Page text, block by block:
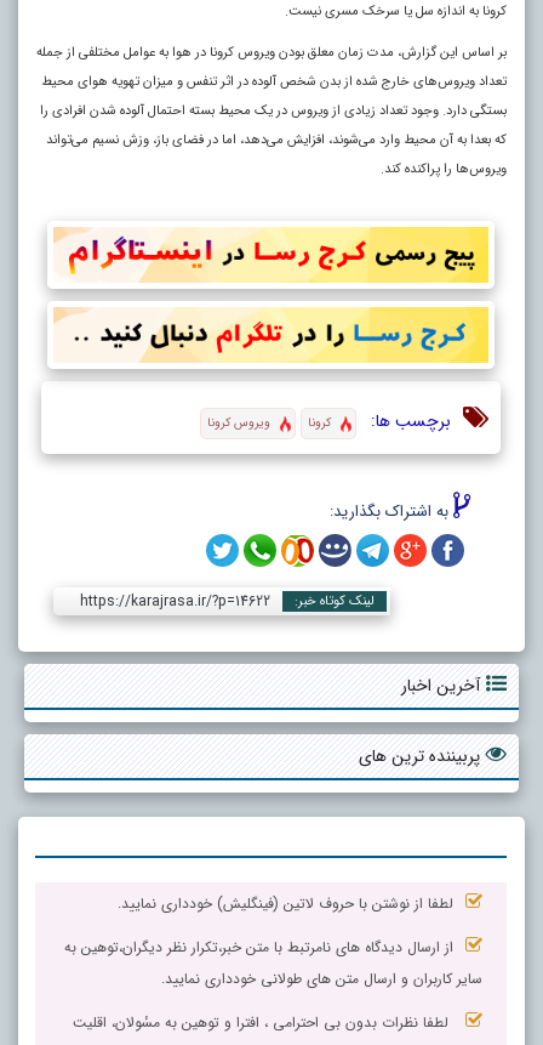
کرونا به اندازه سل یا سرخک مسری نیست.
بر اساس این گزارش، مدت زمان معلق بودن ویروس کرونا در هوا به عوامل مختلفی از جمله
تعداد ویروس‌های خارج شده از بدن شخص آلوده در اثر تنفس و میزان تهویه هوای محیط
بستگی دارد. وجود تعداد زیادی از ویروس در یک محیط بسته احتمال آلوده شدن افرادی را
که بعدا به آن محیط وارد می‌شوند، افزایش می‌دهد، اما در فضای باز، وزش نسیم می‌تواند
ویروس‌ها را پراکنده کند.
برچسب ها: کرونا ویروس کرونا
به اشتراک بگذارید:
لینک کوتاه خبر: https://karajrasa.ir/?p=14622
آخرین اخبار
پربیننده ترین های
لطفا از نوشتن با حروف لاتین (فینگلیش) خودداری نمایید.
از ارسال دیدگاه های نامرتبط با متن خبر،تکرار نظر دیگران،توهین به
سایر کاربران و ارسال متن های طولانی خودداری نمایید.
لطفا نظرات بدون بی احترامی ، افترا و توهین به مسٔولان، اقلیت